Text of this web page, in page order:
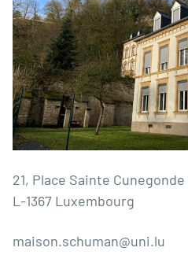
21, Place Sainte Cunegonde
L-1367 Luxembourg
maison.schuman@uni.lu